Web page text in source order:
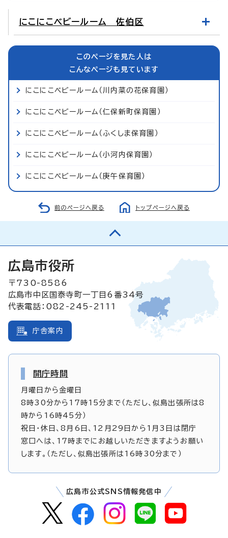
にこにこベビールーム 佐伯区
このページを見た人は
こんなページも見ています
にこにこベビールーム（川内菜の花保育園）
にこにこベビールーム（仁保新町保育園）
にこにこベビールーム（ふくしま保育園）
にこにこベビールーム（小河内保育園）
にこにこベビールーム（庚午保育園）
前のページへ戻る トップページへ戻る
広島市役所
〒730-8586
広島市中区国泰寺町一丁目6番34号
代表電話：082-245-2111
庁舎案内
開庁時間
月曜日から金曜日
8時30分から17時15分まで（ただし、似島出張所は8
時から16時45分）
祝日・休日、8月6日、12月29日から1月3日は閉庁
窓口へは、17時までにお越しいただきますようお願い
します。（ただし、似島出張所は16時30分まで）
広島市公式SNS情報発信中